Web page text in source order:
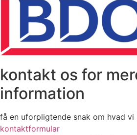
kontakt os for
information
få en uforpligtende snak om hvad vi
kontaktformular